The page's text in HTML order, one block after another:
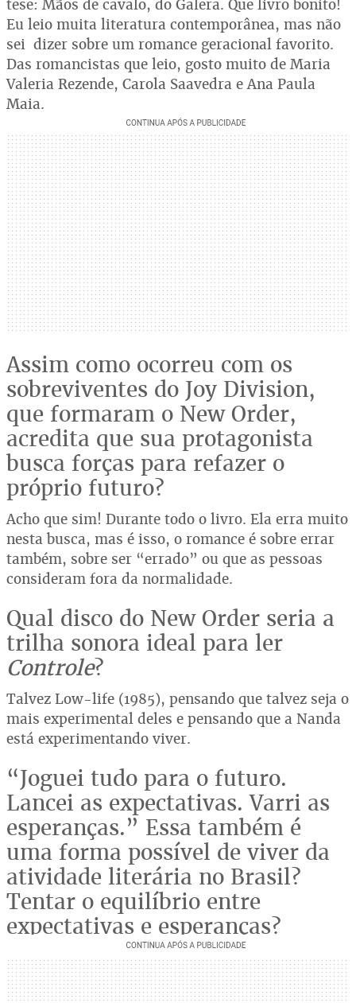
tese: Mãos de cavalo, do Galera. Que livro bonito!
Eu leio muita literatura contemporânea, mas não
sei dizer sobre um romance geracional favorito.
Das romancistas que leio, gosto muito de Maria
Valeria Rezende, Carola Saavedra e Ana Paula
Maia.
Assim como ocorreu com os
sobreviventes do Joy Division,
que formaram o New Order,
acredita que sua protagonista
busca forças para refazer o
próprio futuro?
Acho que sim! Durante todo o livro. Ela erra muito
nesta busca, mas é isso, o romance é sobre errar
também, sobre ser “errado” ou que as pessoas
consideram fora da normalidade.
Qual disco do New Order seria a
trilha sonora ideal para ler
Controle?
Talvez Low-life (1985), pensando que talvez seja o
mais experimental deles e pensando que a Nanda
está experimentando viver.
“Joguei tudo para o futuro.
Lancei as expectativas. Varri as
esperanças.” Essa também é
uma forma possível de viver da
atividade literária no Brasil?
Tentar o equilíbrio entre
expectativas e esperanças?